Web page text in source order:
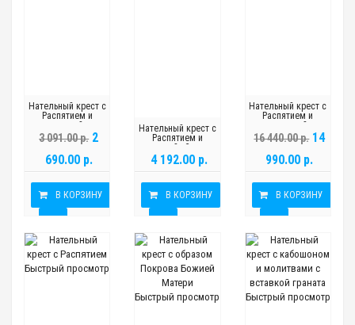
Нательный крест с
Распятием и
молитвой с
позолотой
3 091.00 р. 2
690.00 р.
В КОРЗИНУ
Нательный крест с
Распятием и
молитвой «Спаси и
сохрани» из
серебра
4 192.00 р.
В КОРЗИНУ
Нательный крест с
Распятием и
молитвой
16 440.00 р. 14
990.00 р.
В КОРЗИНУ
Быстрый просмотр
Быстрый просмотр Быстрый просмотр